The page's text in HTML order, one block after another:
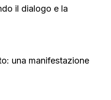
il dialogo e la
una manifestazione